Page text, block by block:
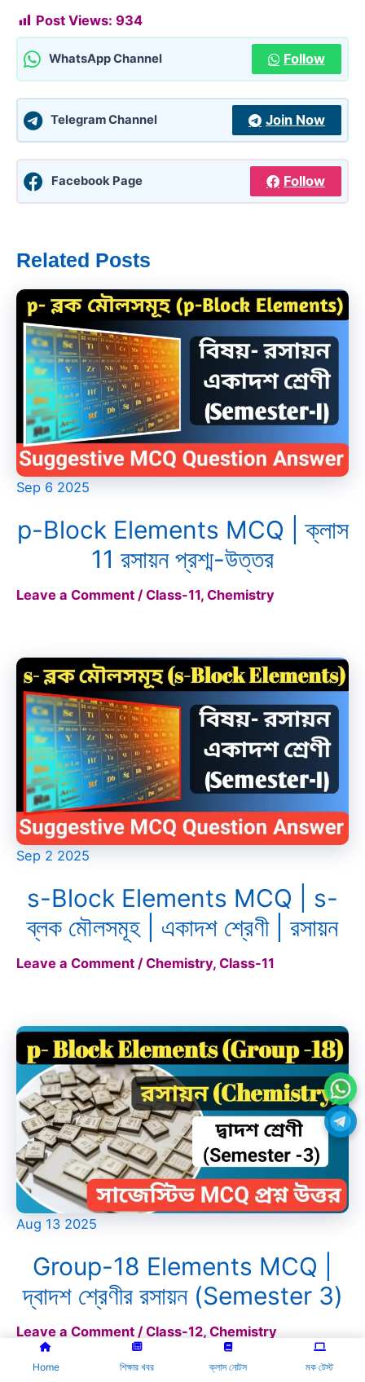
Post Views: 934
WhatsApp Channel Follow
Telegram Channel Join Now
Facebook Page Follow
Related Posts
Sep 6 2025
p-Block Elements MCQ | ক্লাস
11 রসায়ন প্রশ্ম-উত্তর
Leave a Comment / Class-11, Chemistry
Sep 2 2025
s-Block Elements MCQ | s-
ব্লক মৌলসমূহ | একাদশ শ্রেণী | রসায়ন
Leave a Comment / Chemistry, Class-11
Aug 13 2025
Group-18 Elements MCQ |
দ্বাদশ শ্রেণীর রসায়ন (Semester 3)
Leave a Comment / Class-12, Chemistry
Home শিক্ষার খবর ক্লাস নোটস মক টেস্ট